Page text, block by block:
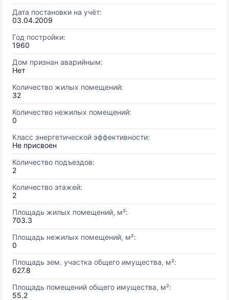
Дата постановки на учёт:
03.04.2009
Год постройки:
1960
Дом признан аварийным:
Нет
Количество жилых помещений:
32
Количество нежилых помещений:
0
Класс энергетической эффективности:
Не присвоен
Количество подъездов:
2
Количество этажей:
2
Площадь жилых помещений, м²:
703.3
Площадь нежилых помещений, м²:
0
Площадь зем. участка общего имущества, м²:
627.8
Площадь помещений общего имущества, м²:
55.2